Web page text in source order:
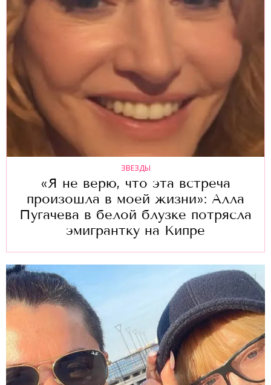
ЗВЕЗДЫ
«Я не верю, что эта встреча
произошла в моей жизни»: Алла
Пугачева в белой блузке потрясла
эмигрантку на Кипре